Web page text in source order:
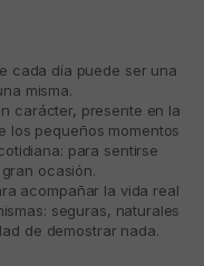
cada día puede ser una
misma.
carácter, presente en la
los pequeños momentos
para sentirse
ocasión.
acompañar la vida real
seguras, naturales
de demostrar nada.